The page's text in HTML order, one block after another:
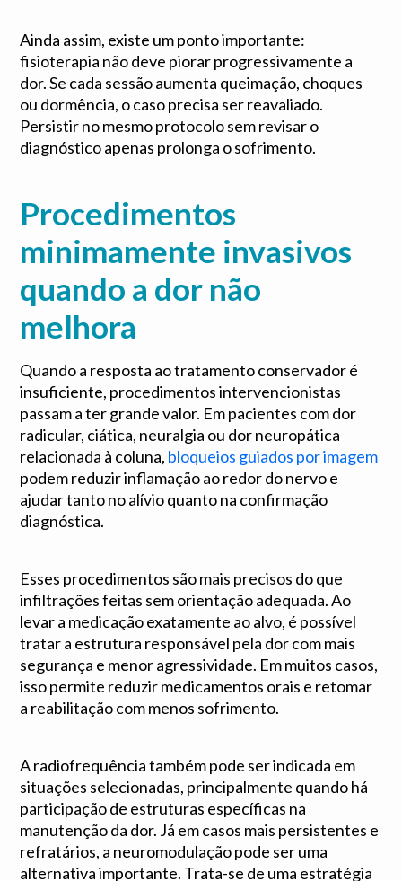
Ainda assim, existe um ponto importante:
fisioterapia não deve piorar progressivamente a
dor. Se cada sessão aumenta queimação, choques
ou dormência, o caso precisa ser reavaliado.
Persistir no mesmo protocolo sem revisar o
diagnóstico apenas prolonga o sofrimento.
Procedimentos
minimamente invasivos
quando a dor não
melhora
Quando a resposta ao tratamento conservador é
insuficiente, procedimentos intervencionistas
passam a ter grande valor. Em pacientes com dor
radicular, ciática, neuralgia ou dor neuropática
relacionada à coluna, bloqueios guiados por imagem
podem reduzir inflamação ao redor do nervo e
ajudar tanto no alívio quanto na confirmação
diagnóstica.
Esses procedimentos são mais precisos do que
infiltrações feitas sem orientação adequada. Ao
levar a medicação exatamente ao alvo, é possível
tratar a estrutura responsável pela dor com mais
segurança e menor agressividade. Em muitos casos,
isso permite reduzir medicamentos orais e retomar
a reabilitação com menos sofrimento.
A radiofrequência também pode ser indicada em
situações selecionadas, principalmente quando há
participação de estruturas específicas na
manutenção da dor. Já em casos mais persistentes e
refratários, a neuromodulação pode ser uma
alternativa importante. Trata-se de uma estratégia